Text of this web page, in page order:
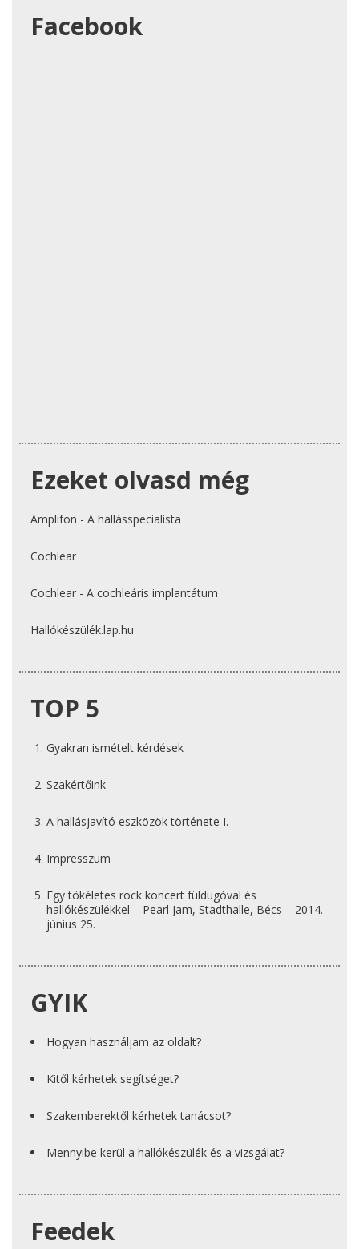
Facebook
Ezeket olvasd még
Amplifon - A hallásspecialista
Cochlear
Cochlear - A cochleáris implantátum
Hallókészülék.lap.hu
TOP 5
Gyakran ismételt kérdések
Szakértőink
A hallásjavító eszközök története I.
Impresszum
Egy tökéletes rock koncert füldugóval és
hallókészülékkel – Pearl Jam, Stadthalle, Bécs – 2014.
június 25.
GYIK
Hogyan használjam az oldalt?
Kitől kérhetek segítséget?
Szakemberektől kérhetek tanácsot?
Mennyibe kerül a hallókészülék és a vizsgálat?
Feedek